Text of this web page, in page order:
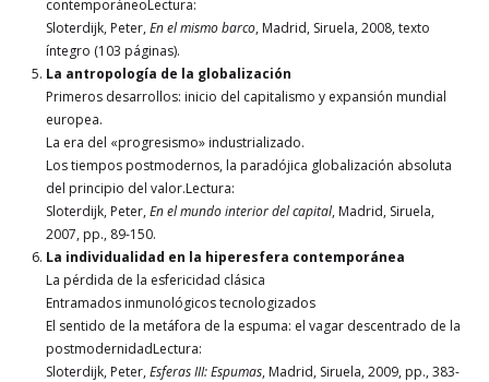
contemporáneoLectura:
Sloterdijk, Peter,En el mismo barco, Madrid, Siruela, 2008, texto
íntegro (103 páginas).
La antropología de la globalización
Primeros desarrollos: inicio del capitalismo y expansión mundial
europea.
La era del «progresismo» industrializado.
Los tiempos postmodernos, la paradójica globalización absoluta
del principio del valor.Lectura:
Sloterdijk, Peter,En el mundo interior del capital, Madrid, Siruela,
2007, pp., 89-150.
La individualidad en la hiperesfera contemporánea
La pérdida de la esfericidad clásica
Entramados inmunológicos tecnologizados
El sentido de la metáfora de la espuma: el vagar descentrado de la
postmodernidadLectura:
Sloterdijk, Peter,Esferas III: Espumas, Madrid, Siruela, 2009, pp., 383-